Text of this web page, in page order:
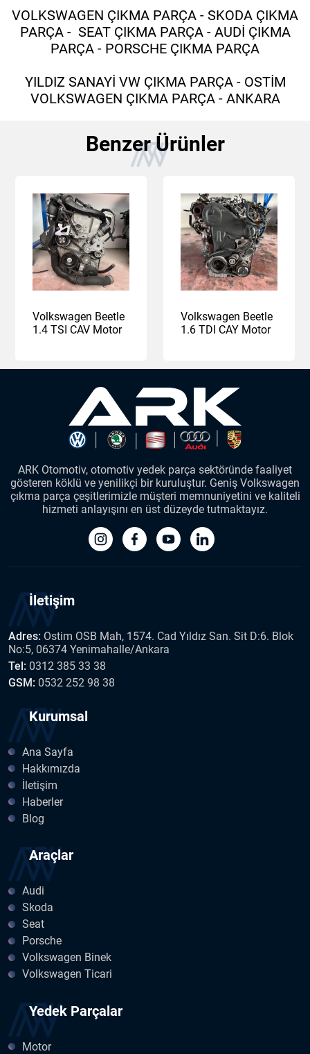
VOLKSWAGEN ÇIKMA PARÇA - SKODA ÇIKMA
PARÇA - SEAT ÇIKMA PARÇA - AUDİ ÇIKMA
PARÇA - PORSCHE ÇIKMA PARÇA
YILDIZ SANAYİ VW ÇIKMA PARÇA - OSTİM
VOLKSWAGEN ÇIKMA PARÇA - ANKARA
Benzer Ürünler
Volkswagen Beetle
1.4 TSI CAV Motor
Volkswagen Beetle
1.6 TDI CAY Motor
ARK Otomotiv, otomotiv yedek parça sektöründe faaliyet
gösteren köklü ve yenilikçi bir kuruluştur. Geniş Volkswagen
çıkma parça çeşitlerimizle müşteri memnuniyetini ve kaliteli
hizmeti anlayışını en üst düzeyde tutmaktayız.
İletişim
Adres: Ostim OSB Mah, 1574. Cad Yıldız San. Sit D:6. Blok
No:5, 06374 Yenimahalle/Ankara
Tel: 0312 385 33 38
GSM: 0532 252 98 38
Kurumsal
Ana Sayfa
Hakkımızda
İletişim
Haberler
Blog
Araçlar
Audi
Skoda
Seat
Porsche
Volkswagen Binek
Volkswagen Ticari
Yedek Parçalar
Motor